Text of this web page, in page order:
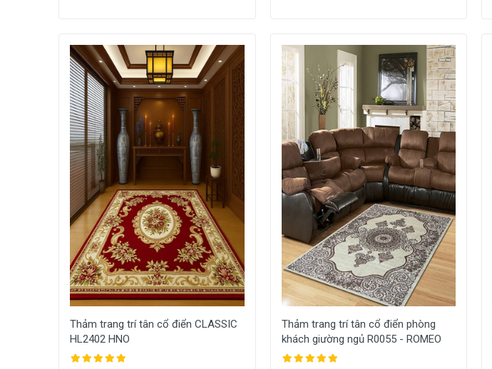
Thảm trang trí tân cổ điển CLASSIC
HL2402 HNO
Thảm trang trí tân cổ điển phòng
khách giường ngủ R0055 - ROMEO